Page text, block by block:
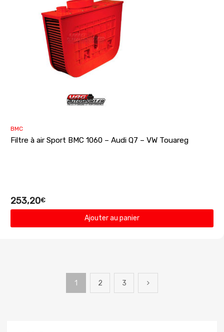
BMC
Filtre à air Sport BMC 1060 – Audi Q7 – VW Touareg
253,20€
Ajouter au panier
1 2 3